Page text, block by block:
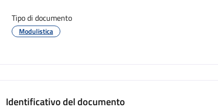
Tipo di documento
Modulistica
Identificativo del documento